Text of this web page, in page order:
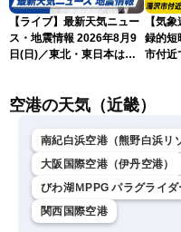
【ライブ】最新天気ニュー
ス・地震情報 2026年8月9
日(日)／東北・東日本は急
小川千奈／芳野達郎〉
【気
録的短
市付近
空港の天気（近畿）
南紀白浜空港（熊野白浜リ
大阪国際空港（伊丹空港）
びわ湖ＭPPG パラグライダ
関西国際空港